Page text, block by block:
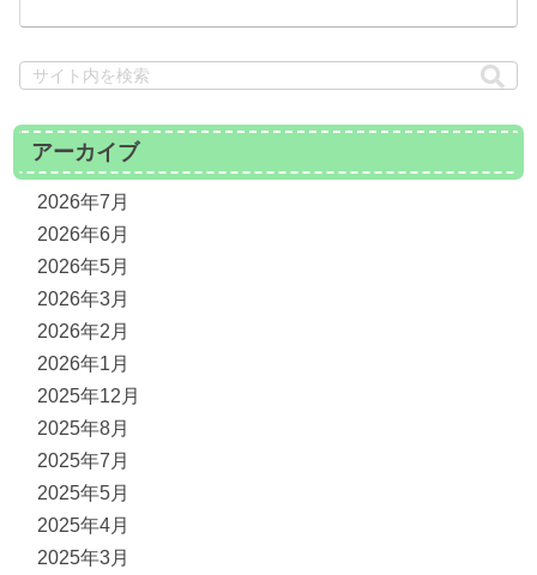
アーカイブ
2026年7月
2026年6月
2026年5月
2026年3月
2026年2月
2026年1月
2025年12月
2025年8月
2025年7月
2025年5月
2025年4月
2025年3月